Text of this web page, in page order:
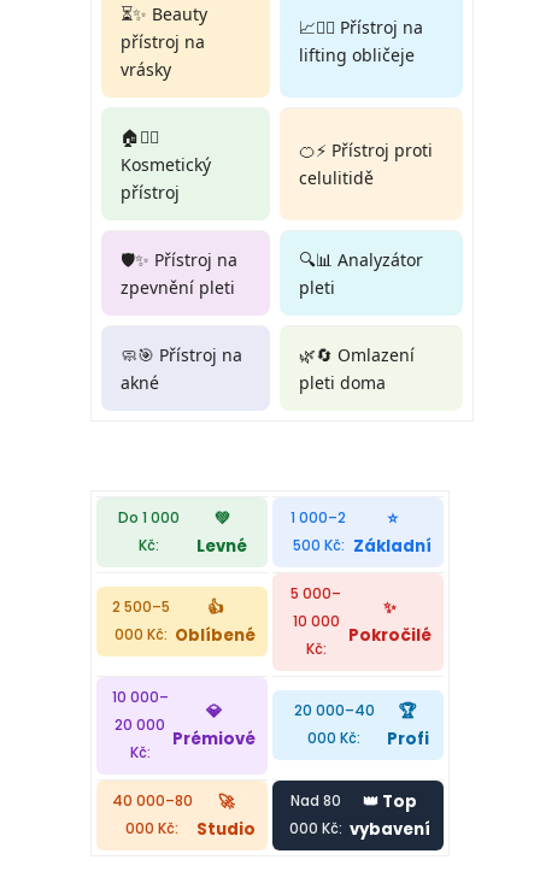
⏳✨ Beauty
přístroj na
vrásky
📈💆‍♀️ Přístroj na
lifting obličeje
🏠💆‍♀️
Kosmetický
přístroj
🍊⚡ Přístroj proti
celulitidě
🛡️✨ Přístroj na
zpevnění pleti
🔍📊 Analyzátor
pleti
🧼🎯 Přístroj na
akné
🌿🔄 Omlazení
pleti doma
Do 1 000
Kč:
💚
Levné
1 000–2
500 Kč:
⭐
Základní
2 500–5
000 Kč:
👍
Oblíbené
5 000–
10 000
Kč:
✨
Pokročilé
10 000–
20 000
Kč:
💎
Prémiové
20 000–40
000 Kč:
🏆
Profi
40 000–80
000 Kč:
🚀
Studio
Nad 80
000 Kč:
👑 Top
vybavení